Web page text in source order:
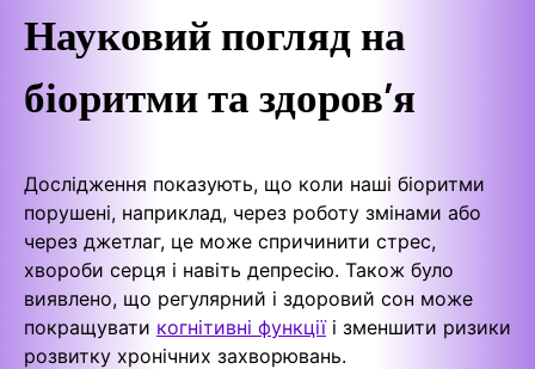
Науковий погляд на
біоритми та здоров’я
Дослідження показують, що коли наші біоритми
порушені, наприклад, через роботу змінами або
через джетлаг, це може спричинити стрес,
хвороби серця і навіть депресію. Також було
виявлено, що регулярний і здоровий сон може
покращувати когнітивні функціїі зменшити ризики
розвитку хронічних захворювань.